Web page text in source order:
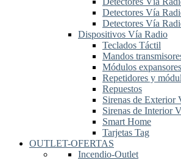
Detectores Vía
Detectores Vía
Dispositivos Vía Radio
Teclados Táctil
Mandos
Módulos expansores
Repetidores y
Repuestos
Sirenas de Exterior
Sirenas de Interior
Smart Home
Tarjetas Tag
OUTLET-OFERTAS
Incendio-Outlet